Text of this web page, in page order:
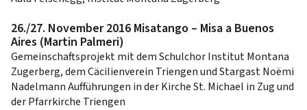
26./27. November 2016 Misatango – Misa a Buenos
Aires (Martin Palmeri)
Gemeinschaftsprojekt mit dem Schulchor Institut Montana
Zugerberg, dem Cäcilienverein Triengen und Stargast Noëmi
Nadelmann Aufführungen in der Kirche St. Michael in Zug und
der Pfarrkirche Triengen